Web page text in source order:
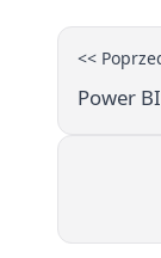
<<
Power